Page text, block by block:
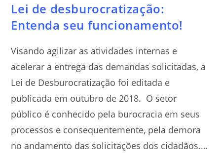
Lei de desburocratização:
Entenda seu funcionamento!
Visando agilizar as atividades internas e
acelerar a entrega das demandas solicitadas, a
Lei de Desburocratização foi editada e
publicada em outubro de 2018. O setor
público é conhecido pela burocracia em seus
processos e consequentemente, pela demora
no andamento das solicitações dos cidadãos.…